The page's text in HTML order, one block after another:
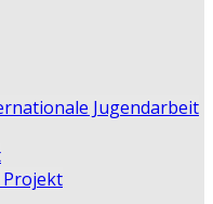
Jugendarbeit
Projekt